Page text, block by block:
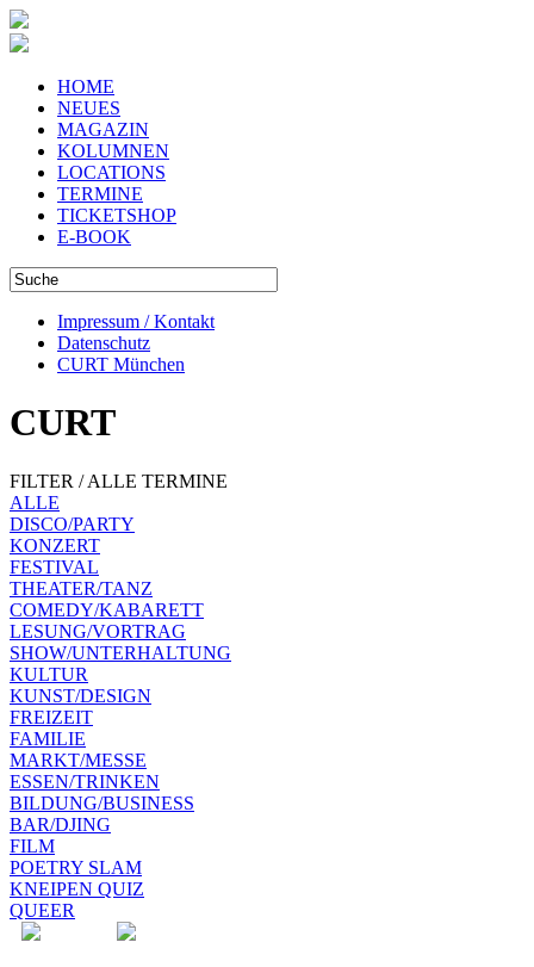
HOME
NEUES
MAGAZIN
KOLUMNEN
LOCATIONS
TERMINE
TICKETSHOP
E-BOOK
Impressum / Kontakt
Datenschutz
CURT München
CURT
FILTER / ALLE TERMINE
ALLE
DISCO/PARTY
KONZERT
FESTIVAL
THEATER/TANZ
COMEDY/KABARETT
LESUNG/VORTRAG
SHOW/UNTERHALTUNG
KULTUR
KUNST/DESIGN
FREIZEIT
FAMILIE
MARKT/MESSE
ESSEN/TRINKEN
BILDUNG/BUSINESS
BAR/DJING
FILM
POETRY SLAM
KNEIPEN QUIZ
QUEER